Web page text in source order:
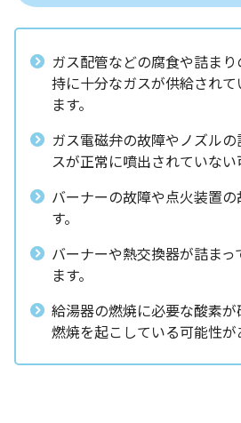
ガス配管などの腐食や詰ま
持に十分なガスが供給され
ます。
ガス電磁弁の故障やノズル
スが正常に噴出されていない
バーナーの故障や点火装置
す。
バーナーや熱交換器が詰まっ
ます。
給湯器の燃焼に必要な酸素
燃焼を起こしている可能性が